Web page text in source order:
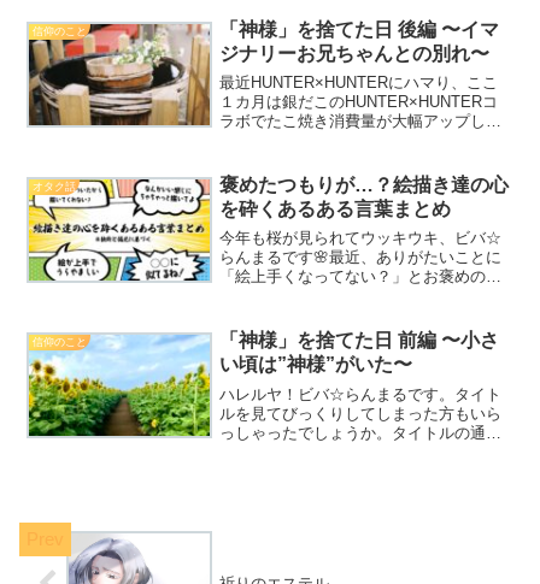
簡単な性格診断テストを受けてみまし
た。結果はこちら💁‍♀...
信仰のこと
「神様」を捨てた日 後編 〜イマ
ジナリーお兄ちゃんとの別れ〜
最近HUNTER×HUNTERにハマり、ここ
１カ月は銀だこのHUNTER×HUNTERコ
ラボでたこ焼き消費量が大幅アップして
「神様」を捨てた日 前編 〜小さい頃
は"神様"...
オタク話
褒めたつもりが…？絵描き達の心
を砕くあるある言葉まとめ
今年も桜が見られてウッキウキ、ビバ☆
らんまるです🌸最近、ありがたいことに
「絵上手くなってない？」とお褒めの言
絵を描いた経験のある人は「絵、上手く
なったね」「絵上手いね」...
信仰のこと
「神様」を捨てた日 前編 〜小さ
い頃は”神様”がいた〜
ハレルヤ！ビバ☆らんまるです。タイト
ルを見てびっくりしてしまった方もいら
っしゃったでしょうか。タイトルの通